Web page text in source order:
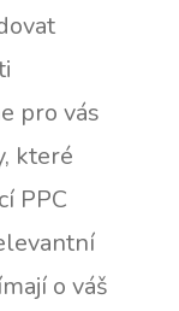
pro vás
které
PPC
o váš